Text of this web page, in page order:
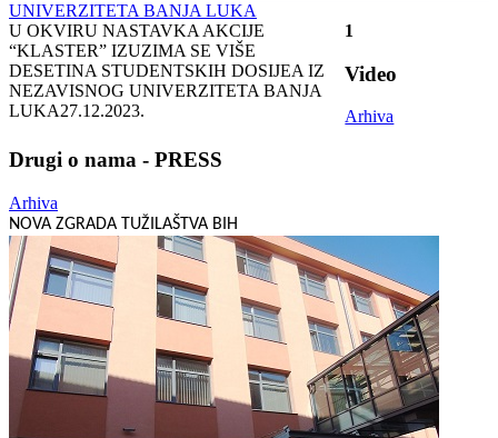
U OKVIRU NASTAVKA AKCIJE
“KLASTER” IZUZIMA SE VIŠE
DESETINA STUDENTSKIH DOSIJEA IZ
NEZAVISNOG UNIVERZITETA BANJA
LUKA27.12.2023.
1
Video
Arhiva
Drugi o nama - PRESS
Arhiva
NOVA ZGRADA TUŽILAŠTVA BIH